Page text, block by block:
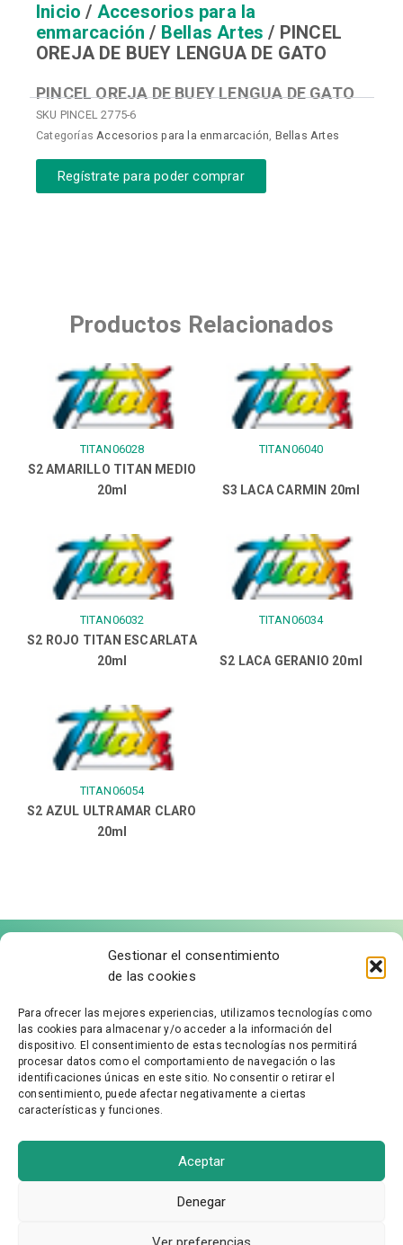
Gestionar el consentimiento
de las cookies
Para ofrecer las mejores experiencias, utilizamos tecnologías como
las cookies para almacenar y/o acceder a la información del
dispositivo. El consentimiento de estas tecnologías nos permitirá
procesar datos como el comportamiento de navegación o las
identificaciones únicas en este sitio. No consentir o retirar el
consentimiento, puede afectar negativamente a ciertas
características y funciones.
Aceptar
Denegar
Inicio / Accesorios para la
enmarcación / Bellas Artes / PINCEL
OREJA DE BUEY LENGUA DE GATO
PINCEL OREJA DE BUEY LENGUA DE GATO
SKU PINCEL 2775-6
Categorías Accesorios para la enmarcación Bellas Artes
Regístrate para poder comprar
Productos Relacionados
TITAN06028
S2 AMARILLO TITAN MEDIO
20ml
TITAN06040
S3 LACA CARMIN 20ml
TITAN06032
S2 ROJO TITAN ESCARLATA
20ml
TITAN06034
S2 LACA GERANIO 20ml
TITAN06054
S2 AZUL ULTRAMAR CLARO
20ml
FÁBRICA DE MOLDURAS
Aviso Legal
Política de Privacidad
Accesibilidad
Política de cookies
Condiciones Generales